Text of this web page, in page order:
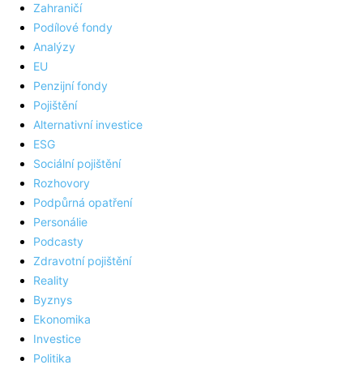
Zahraničí
Podílové fondy
Analýzy
EU
Penzijní fondy
Pojištění
Alternativní investice
ESG
Sociální pojištění
Rozhovory
Podpůrná opatření
Personálie
Podcasty
Zdravotní pojištění
Reality
Byznys
Ekonomika
Investice
Politika